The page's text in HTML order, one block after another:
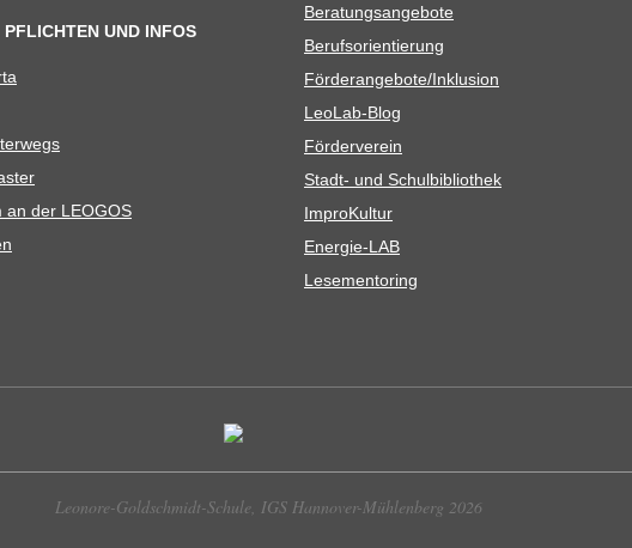
PFLICHTEN UND INFOS
an der LEOGOS
Bera­tungs­an­ge­bote
Berufs­ori­en­tie­rung
Förderangebote/​​Inklusion
Leo­Lab-Blog
För­der­ver­ein
Stadt- und Schulbibliothek
Impro­Kul­tur
Ener­­gie-LAB
Lese­men­to­ring
Leonore-Goldschmidt-Schule, IGS Hannover-Mühlenberg 2026